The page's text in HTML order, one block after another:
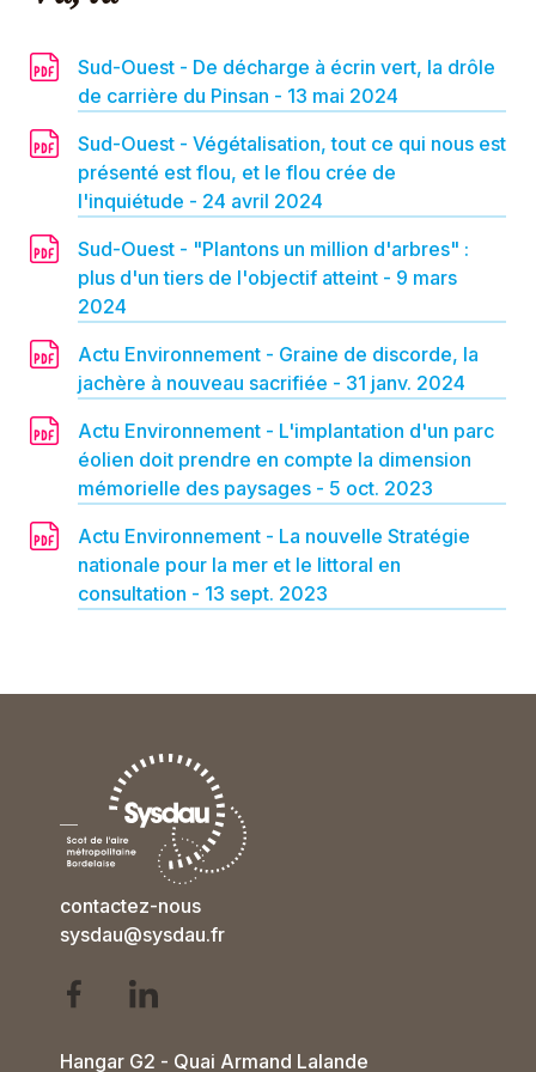
Sud-Ouest - De décharge à écrin vert, la drôle
de carrière du Pinsan - 13 mai 2024
Sud-Ouest - Végétalisation, tout ce qui nous est
présenté est flou, et le flou crée de
l'inquiétude - 24 avril 2024
Sud-Ouest - "Plantons un million d'arbres" :
plus d'un tiers de l'objectif atteint - 9 mars
2024
Actu Environnement - Graine de discorde, la
jachère à nouveau sacrifiée - 31 janv. 2024
Actu Environnement - L'implantation d'un parc
éolien doit prendre en compte la dimension
mémorielle des paysages - 5 oct. 2023
Actu Environnement - La nouvelle Stratégie
nationale pour la mer et le littoral en
consultation - 13 sept. 2023
contactez-nous
sysdau@sysdau.fr
Hangar G2 - Quai Armand Lalande